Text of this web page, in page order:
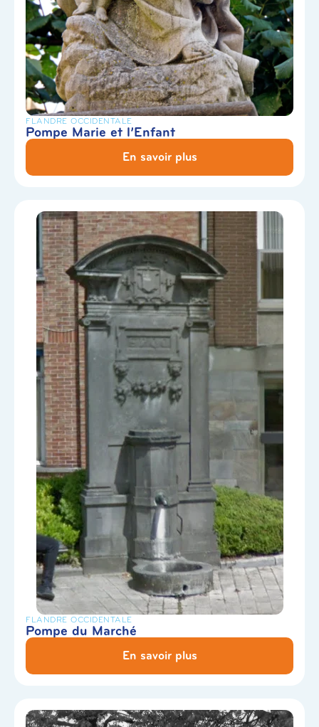
FLANDRE OCCIDENTALE
Pompe Marie et l’Enfant
En savoir plus
FLANDRE OCCIDENTALE
Pompe du Marché
En savoir plus